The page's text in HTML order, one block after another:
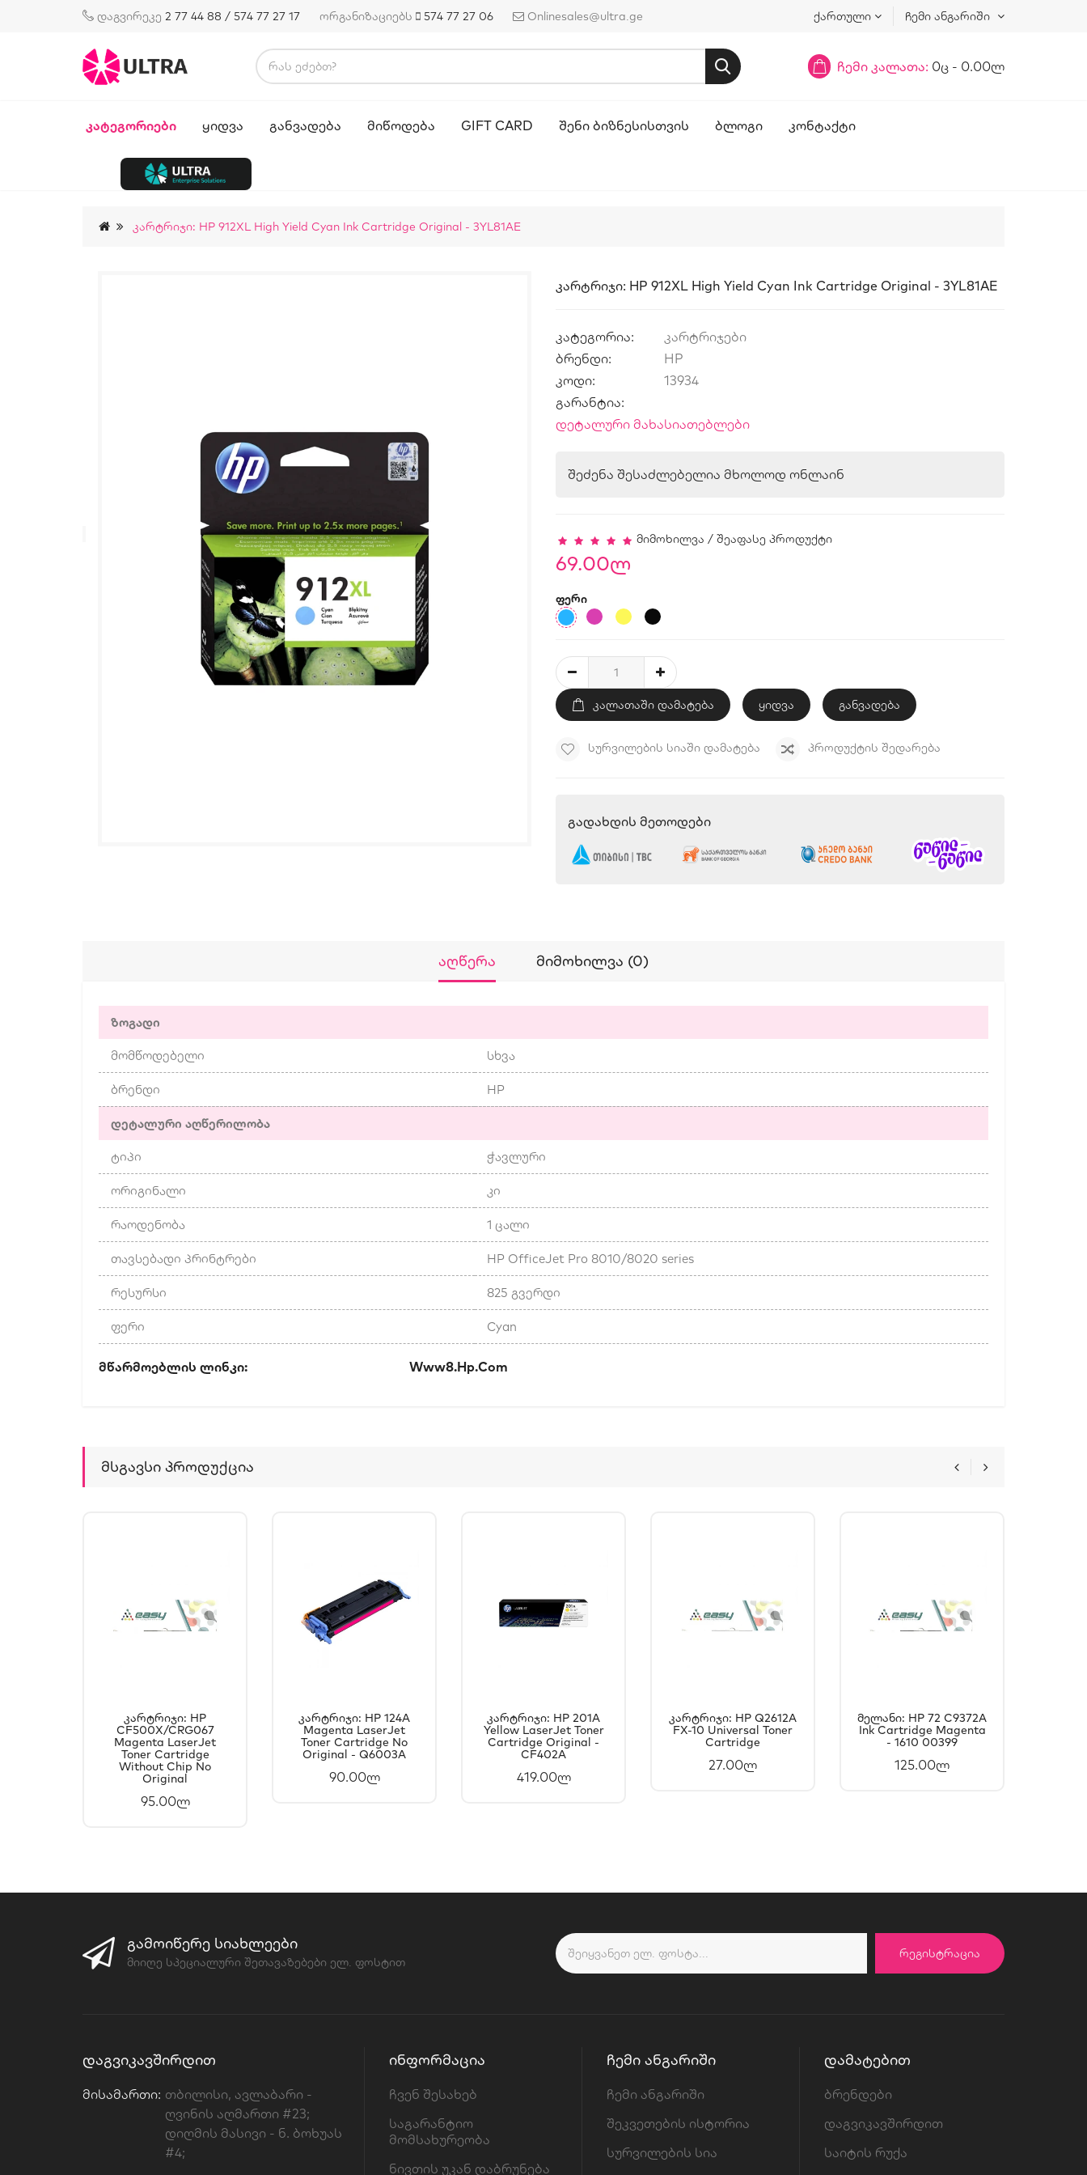
დაგვირეკე 2 77 44 88 / 574 77 27 17 ორგანიზაციებს 574 77 27 06 Onlinesales@ultra.ge ქართული ჩემი ანგარიში
ჩემი კალათა: 0ც - 0.00ლ
ᲙᲐᲢᲔᲒᲝᲠᲘᲔᲑᲘ ᲧᲘᲓᲕᲐ ᲒᲐᲜᲕᲐᲓᲔᲑᲐ ᲛᲘᲬᲝᲓᲔᲑᲐ GIFT CARD ᲨᲔᲜᲘ ᲑᲘᲖᲜᲔᲡᲘᲡᲗᲕᲘᲡ ᲑᲚᲝᲒᲘ ᲙᲝᲜᲢᲐᲥᲢᲘ
Კარტრიჯი: HP 912XL High Yield Cyan Ink Cartridge Original - 3YL81AE
Კარტრიჯი: HP 912XL High Yield Cyan Ink Cartridge Original - 3YL81AE
კატეგორია:
კარტრიჯები
ბრენდი:
HP
კოდი:
13934
გარანტია:
დეტალური მახასიათებლები
შეძენა შესაძლებელია მხოლოდ ონლაინ
მიმოხილვა / შეაფასე პროდუქტი
69.00ლ
ფერი
ᲙᲐᲚᲐᲗᲐᲨᲘ ᲓᲐᲛᲐᲢᲔᲑᲐ ყიდვა განვადება
ᲡᲣᲠᲕᲘᲚᲔᲑᲘᲡ ᲡᲘᲐᲨᲘ ᲓᲐᲛᲐᲢᲔᲑᲐ ᲞᲠᲝᲓᲣᲥᲢᲘᲡ ᲨᲔᲓᲐᲠᲔᲑᲐ
Გადახდის Მეთოდები
Აღწერა Მიმოხილვა (0)
ზოგადი
მომწოდებელი სხვა
ბრენდი HP
დეტალური აღწერილობა
ტიპი ჭავლური
ორიგინალი კი
რაოდენობა 1 ცალი
თავსებადი პრინტრები HP OfficeJet Pro 8010/8020 series
რესურსი 825 გვერდი
ფერი Cyan
Მწარმოებლის Ლინკი: Www8.hp.com
Მსგავსი Პროდუქცია
ᲙᲐᲚᲐᲗᲐᲨᲘ
ᲓᲐᲛᲐᲢᲔᲑᲐ
Კარტრიჯი: HP
CF500X/CRG067
Magenta LaserJet
Toner Cartridge
Without Chip No
Original
95.00ლ
ᲙᲐᲚᲐᲗᲐᲨᲘ
ᲓᲐᲛᲐᲢᲔᲑᲐ
Კარტრიჯი: HP 124A
Magenta LaserJet
Toner Cartridge No
Original - Q6003A
90.00ლ
ᲙᲐᲚᲐᲗᲐᲨᲘ
ᲓᲐᲛᲐᲢᲔᲑᲐ
Კარტრიჯი: HP 201A
Yellow LaserJet Toner
Cartridge Original -
CF402A
419.00ლ
ᲙᲐᲚᲐᲗᲐᲨᲘ
ᲓᲐᲛᲐᲢᲔᲑᲐ
Კარტრიჯი: HP Q2612A
FX-10 Universal Toner
Cartridge
27.00ლ
ᲙᲐᲚᲐᲗᲐᲨᲘ
ᲓᲐᲛᲐᲢᲔᲑᲐ
Მელანი: HP 72 C9372A
Ink Cartridge Magenta
- 1610 00399
125.00ლ
ᲒᲐᲛᲝᲘᲬᲔᲠᲔ ᲡᲘᲐᲮᲚᲔᲔᲑᲘ
მიიღე სპეციალური შეთავაზებები ელ. ფოსტით
ᲠᲔᲒᲘᲡᲢᲠᲐᲪᲘᲐ
ᲓᲐᲒᲕᲘᲙᲐᲕᲨᲘᲠᲓᲘᲗ
Მისამართი: თბილისი, ავლაბარი -
ღვინის აღმართი #23;
დიღმის მასივი - ნ. ბოხუას
#4;
ᲘᲜᲤᲝᲠᲛᲐᲪᲘᲐ
ჩვენ შესახებ
საგარანტიო
მომსახურეობა
ნივთის უკან დაბრუნება
ᲩᲔᲛᲘ ᲐᲜᲒᲐᲠᲘᲨᲘ
ჩემი ანგარიში
შეკვეთების ისტორია
სურვილების სია
ᲓᲐᲛᲐᲢᲔᲑᲘᲗ
ბრენდები
დაგვიკავშირდით
საიტის რუქა